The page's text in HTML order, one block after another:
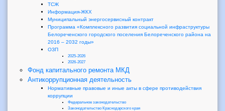
ТСЖ
Информация-ЖКХ
Муниципальный энергосервисный контракт
Программа «Комплексного развития социальной инфраструктуры
Белореченского городского поселения Белореченского района на
2016 – 2032 годы»
ОЗП
2025-2026
2026-2027
Фонд капитального ремонта МКД
Антикоррупционная деятельность
Нормативные правовые и иные акты в сфере противодействия
коррупции
Федеральное законодательство
Законодательство Краснодарского края